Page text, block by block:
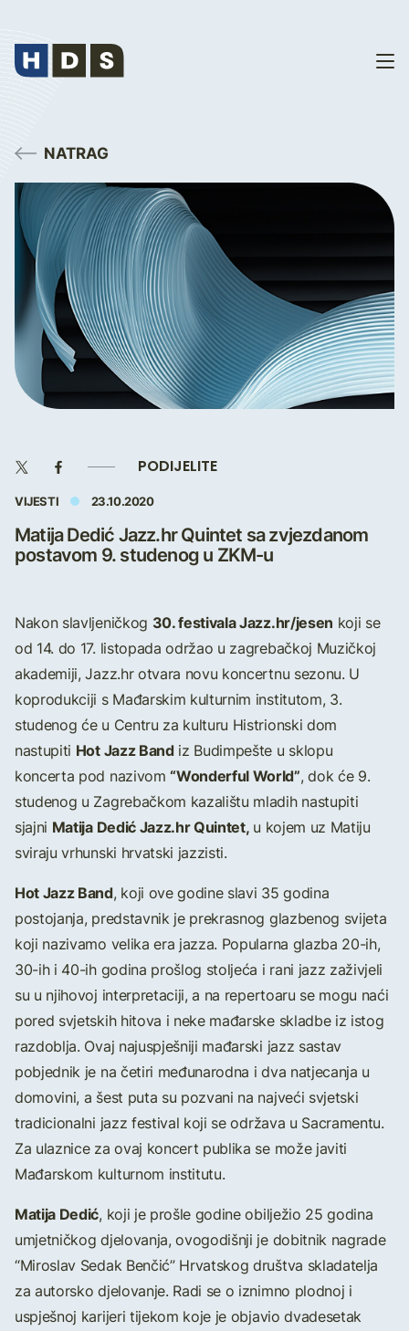
NATRAG
PODIJELITE
VIJESTI 23.10.2020
Matija Dedić Jazz.hr Quintet sa zvjezdanom
postavom 9. studenog u ZKM-u
Nakon slavljeničkog 30. festivala Jazz.hr/jesen koji se
od 14. do 17. listopada održao u zagrebačkoj Muzičkoj
akademiji, Jazz.hr otvara novu koncertnu sezonu. U
koprodukciji s Mađarskim kulturnim institutom, 3.
studenog će u Centru za kulturu Histrionski dom
nastupiti Hot Jazz Bandiz Budimpešte u sklopu
koncerta pod nazivom“Wonderful World”, dok će 9.
studenog u Zagrebačkom kazalištu mladih nastupiti
sjajni Matija Dedić Jazz.hr Quintet, u kojem uz Matiju
sviraju vrhunski hrvatski jazzisti.
Hot Jazz Band, koji ove godine slavi 35 godina
postojanja, predstavnik je prekrasnog glazbenog svijeta
koji nazivamo velika era jazza. Popularna glazba 20-ih,
30-ih i 40-ih godina prošlog stoljeća i rani jazz zaživjeli
su u njihovoj interpretaciji, a na repertoaru se mogu naći
pored svjetskih hitova i neke mađarske skladbe iz istog
razdoblja. Ovaj najuspješniji mađarski jazz sastav
pobjednik je na četiri međunarodna i dva natjecanja u
domovini, a šest puta su pozvani na najveći svjetski
tradicionalni jazz festival koji se održava u Sacramentu.
Za ulaznice za ovaj koncert publika se može javiti
Mađarskom kulturnom institutu.
Matija Dedić, koji je prošle godine obilježio 25 godina
umjetničkog djelovanja, ovogodišnji je dobitnik nagrade
“Miroslav Sedak Benčić” Hrvatskog društva skladatelja
za autorsko djelovanje. Radi se o iznimno plodnoj i
uspješnoj karijeri tijekom koje je objavio dvadesetak